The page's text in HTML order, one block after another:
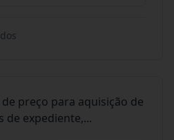
s
preço para aquisição de
de expediente,...